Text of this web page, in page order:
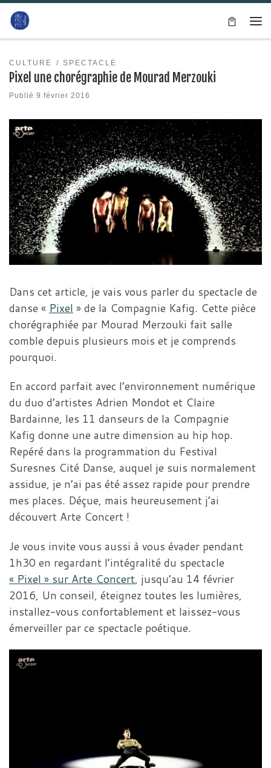
Passer au contenu
CULTURE SPECTACLE
Pixel une chorégraphie de Mourad Merzouki
Publié 9 février 2016
Dans cet article, je vais vous parler du spectacle de
danse « Pixel » de la Compagnie Kafig. Cette pièce
chorégraphiée par Mourad Merzouki fait salle
comble depuis plusieurs mois et je comprends
pourquoi.
En accord parfait avec l’environnement numérique
du duo d’artistes Adrien Mondot et Claire
Bardainne, les 11 danseurs de la Compagnie
Kafig donne une autre dimension au hip hop.
Repéré dans la programmation du Festival
Suresnes Cité Danse, auquel je suis normalement
assidue, je n’ai pas été assez rapide pour prendre
mes places. Déçue, mais heureusement j’ai
découvert Arte Concert !
Je vous invite vous aussi à vous évader pendant
1h30 en regardant l’intégralité du spectacle
« Pixel » sur Arte Concert, jusqu’au 14 février
2016, Un conseil, éteignez toutes les lumières,
installez-vous confortablement et laissez-vous
émerveiller par ce spectacle poétique.